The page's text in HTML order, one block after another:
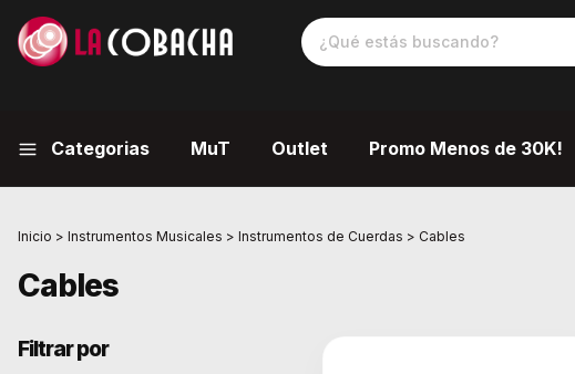
Categorias MuT Outlet Promo Menos de 30K!
Inicio > Instrumentos Musicales > Instrumentos de Cuerdas > Cables
Cables
Filtrar por